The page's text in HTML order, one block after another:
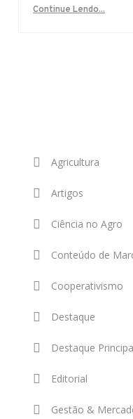
Continue Lendo...
Agricultura
Artigos
Ciência no Agro
Conteúdo de
Cooperativismo
Destaque
Destaque
Editorial
Gestão &